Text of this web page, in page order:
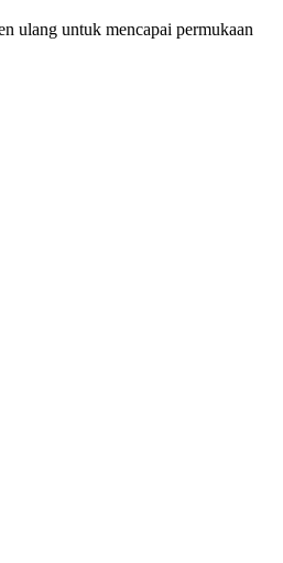
ulang untuk mencapai permukaan